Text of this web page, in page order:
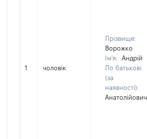
1 чоловік
Прізвище:
Ворожко
Ім'я:
Андрій
По батькові
(за
наявності):
Анатолійович